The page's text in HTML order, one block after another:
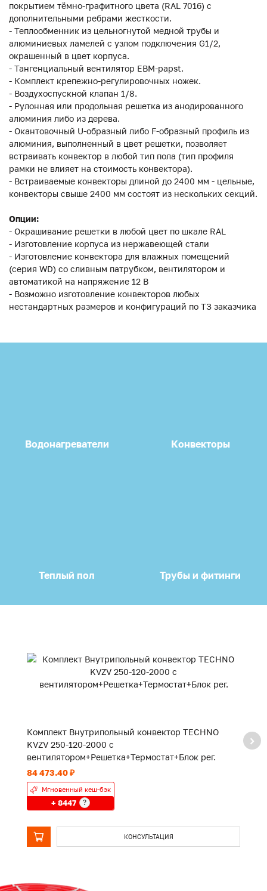
покрытием тёмно-графитного цвета (RAL 7016) с
дополнительными ребрами жесткости.
- Теплообменник из цельногнутой медной трубы и
алюминиевых ламелей с узлом подключения G1/2,
окрашенный в цвет корпуса.
- Тангенциальный вентилятор EBM-papst.
- Комплект крепежно-регулировочных ножек.
- Воздухоспускной клапан 1/8.
- Рулонная или продольная решетка из анодированного
алюминия либо из дерева.
- Окантовочный U-образный либо F-образный профиль из
алюминия, выполненный в цвет решетки, позволяет
встраивать конвектор в любой тип пола (тип профиля
рамки не влияет на стоимость конвектора).
- Встраиваемые конвекторы длиной до 2400 мм - цельные,
конвекторы свыше 2400 мм состоят из нескольких секций.
Опции:
- Окрашивание решетки в любой цвет по шкале RAL
- Изготовление корпуса из нержавеющей стали
- Изготовление конвектора для влажных помещений
(серия WD) со сливным патрубком, вентилятором и
автоматикой на напряжение 12 В
- Возможно изготовление конвекторов любых
нестандартных размеров и конфигураций по ТЗ заказчика
Водонагреватели Конвекторы
Теплый пол Трубы и фитинги
Комплект Внутрипольный конвектор TECHNO
KVZV 250-120-2000 с
вентилятором+Решетка+Термостат+Блок рег.
84 473.40 ₽
Мгновенный кеш-бэк
+ 8447 ?
КОНСУЛЬТАЦИЯ